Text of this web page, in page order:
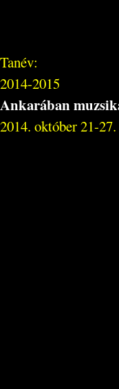
Tanév:
2014-2015
Ankarában
2014. október 21-27.